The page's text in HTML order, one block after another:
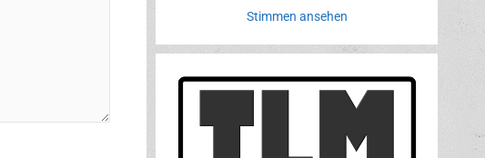
Stimmen ansehen